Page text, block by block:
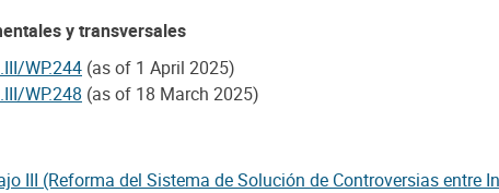
y transversales
WP.244 (as of 1 April 2025)
WP.248 (as of 18 March 2025)
III (Reforma del Sistema de Solución de Controversias